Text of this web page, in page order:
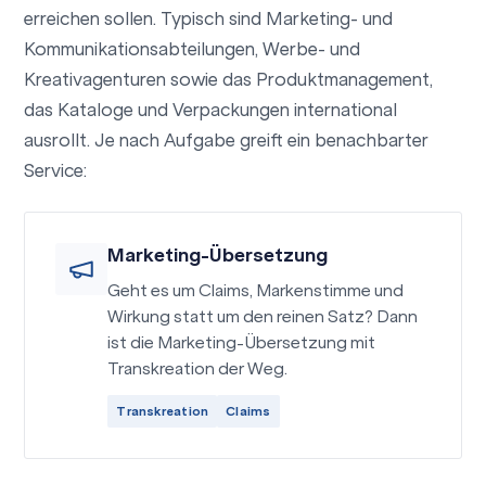
erreichen sollen. Typisch sind Marketing- und
Kommunikationsabteilungen, Werbe- und
Kreativagenturen sowie das Produktmanagement,
das Kataloge und Verpackungen international
ausrollt. Je nach Aufgabe greift ein benachbarter
Service:
Marketing-Übersetzung
Geht es um Claims, Markenstimme und
Wirkung statt um den reinen Satz? Dann
ist die Marketing-Übersetzung mit
Transkreation der Weg.
Transkreation Claims